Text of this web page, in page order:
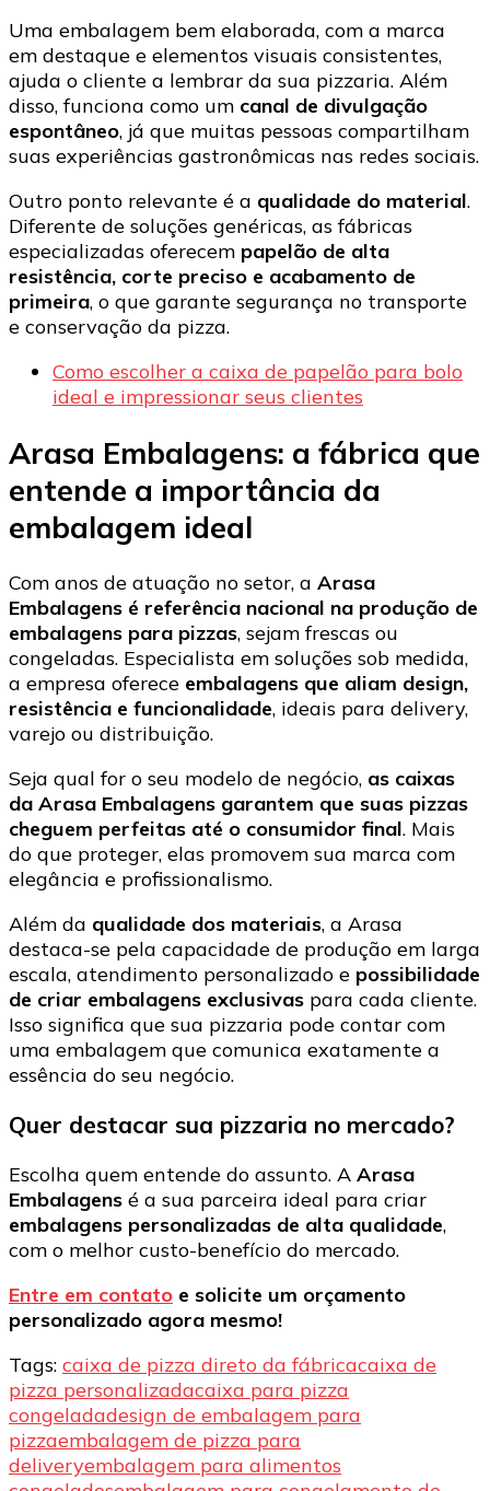
Uma embalagem bem elaborada, com a marca
em destaque e elementos visuais consistentes,
ajuda o cliente a lembrar da sua pizzaria. Além
disso, funciona como um canal de divulgação
espontâneo, já que muitas pessoas compartilham
suas experiências gastronômicas nas redes sociais.
Outro ponto relevante é a qualidade do material.
Diferente de soluções genéricas, as fábricas
especializadas oferecem papelão de alta
resistência, corte preciso e acabamento de
primeira, o que garante segurança no transporte
e conservação da pizza.
Como escolher a caixa de papelão para bolo
ideal e impressionar seus clientes
Arasa Embalagens: a fábrica que
entende a importância da
embalagem ideal
Com anos de atuação no setor, a Arasa
Embalagens é referência nacional na produção de
embalagens para pizzas, sejam frescas ou
congeladas. Especialista em soluções sob medida,
a empresa oferece embalagens que aliam design,
resistência e funcionalidade, ideais para delivery,
varejo ou distribuição.
Seja qual for o seu modelo de negócio, as caixas
da Arasa Embalagens garantem que suas pizzas
cheguem perfeitas até o consumidor final. Mais
do que proteger, elas promovem sua marca com
elegância e profissionalismo.
Além da qualidade dos materiais, a Arasa
destaca-se pela capacidade de produção em larga
escala, atendimento personalizado e possibilidade
de criar embalagens exclusivas para cada cliente.
Isso significa que sua pizzaria pode contar com
uma embalagem que comunica exatamente a
essência do seu negócio.
Quer destacar sua pizzaria no mercado?
Escolha quem entende do assunto. A Arasa
Embalagens é a sua parceira ideal para criar
embalagens personalizadas de alta qualidade,
com o melhor custo-benefício do mercado.
Entre em contato e solicite um orçamento
personalizado agora mesmo!
Tags: caixa de pizza direto da fábricacaixa de
pizza personalizadacaixa para pizza
congeladadesign de embalagem para
pizzaembalagem de pizza para
deliveryembalagem para alimentos